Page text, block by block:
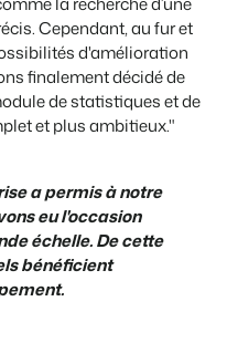
Experts
de la plateforme Booking
Experts pour un parc
Cependant, au fur et
d'amélioration
finalement décidé de
de statistiques et de
et plus ambitieux."
a permis à notre
eu l'occasion
échelle. De cette
bénéficient